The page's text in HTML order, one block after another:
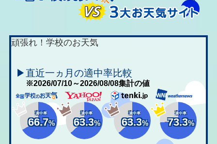
頑張れ！学校のお天気
▶直近一ヵ月の適中率比較
※2026/07/10～2026/08/08集計の値
適中率
66.7%
適中率
63.3%
適中率
63.3%
適中率
73.3%